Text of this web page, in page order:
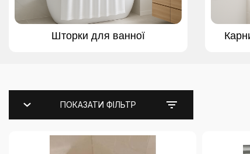
Шторки для ванної
ПОКАЗАТИ ФІЛЬТР
Аксесуари для ванної кімнати